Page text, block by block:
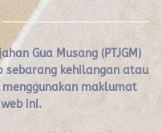
Gua Musang (PTJGM)
kehilangan atau
maklumat
ini.